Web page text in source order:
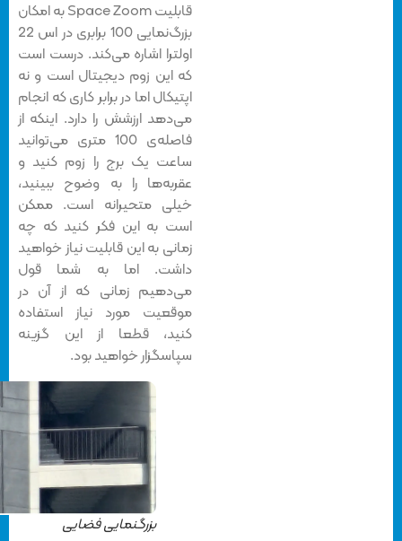
قابلیت Space Zoom به امکان
بزرگ‌نمایی 100 برابری در اس 22
اولترا اشاره می‌کند. درست است
که این زوم دیجیتال است و نه
اپتیکال اما در برابر کاری که انجام
می‌دهد ارزشش را دارد. اینکه از
فاصله‌ی 100 متری می‌توانید
ساعت یک برج را زوم کنید و
عقربه‌ها را به وضوح ببینید،
خیلی متحیرانه است. ممکن
است به این فکر کنید که چه
زمانی به این قابلیت نیاز خواهید
داشت. اما به شما قول
می‌دهیم زمانی که از آن در
موقعیت مورد نیاز استفاده
کنید، قطعا از این گزینه
سپاسگزار خواهید بود.
بزرگنمایی فضایی